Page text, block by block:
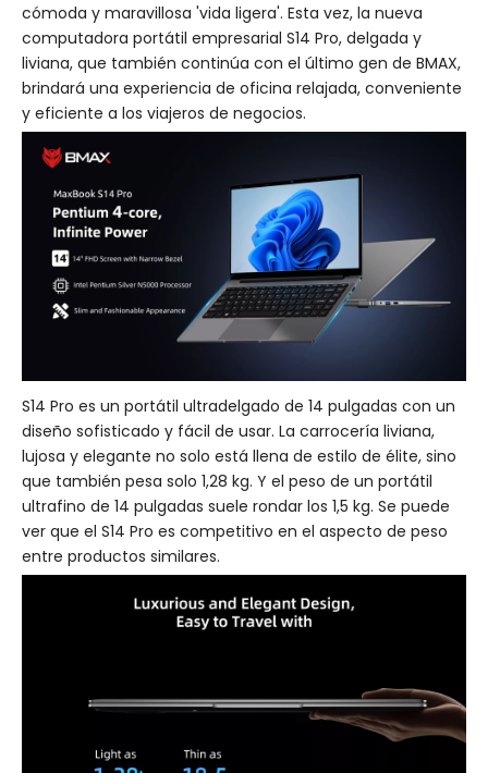
cómoda y maravillosa 'vida ligera'. Esta vez, la nueva
computadora portátil empresarial S14 Pro, delgada y
liviana, que también continúa con el último gen de BMAX,
brindará una experiencia de oficina relajada, conveniente
y eficiente a los viajeros de negocios.
S14 Pro es un portátil ultradelgado de 14 pulgadas con un
diseño sofisticado y fácil de usar. La carrocería liviana,
lujosa y elegante no solo está llena de estilo de élite, sino
que también pesa solo 1,28 kg. Y el peso de un portátil
ultrafino de 14 pulgadas suele rondar los 1,5 kg. Se puede
ver que el S14 Pro es competitivo en el aspecto de peso
entre productos similares.